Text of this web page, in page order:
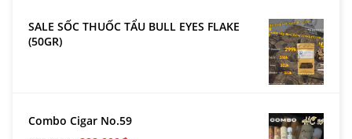
SALE SỐC THUỐC TẨU BULL EYES FLAKE
(50GR)
Combo Cigar No.59